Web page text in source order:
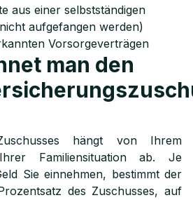
aus einer selbstständigen
aufgefangen werden)
Vorsorgeverträgen
man den
hängt von Ihrem
Familiensituation ab. Je
Sie einnehmen, bestimmt der
des Zuschusses, auf